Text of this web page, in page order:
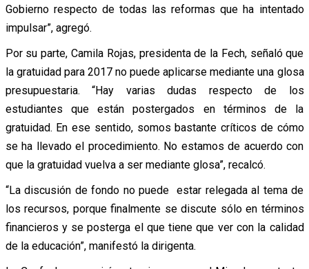
Gobierno respecto de todas las reformas que ha intentado
impulsar”, agregó.
Por su parte, Camila Rojas, presidenta de la Fech, señaló que
la gratuidad para 2017 no puede aplicarse mediante una glosa
presupuestaria. “Hay varias dudas respecto de los
estudiantes que están postergados en términos de la
gratuidad. En ese sentido, somos bastante críticos de cómo
se ha llevado el procedimiento. No estamos de acuerdo con
que la gratuidad vuelva a ser mediante glosa”, recalcó.
“La discusión de fondo no puede estar relegada al tema de
los recursos, porque finalmente se discute sólo en términos
financieros y se posterga el que tiene que ver con la calidad
de la educación”, manifestó la dirigenta.